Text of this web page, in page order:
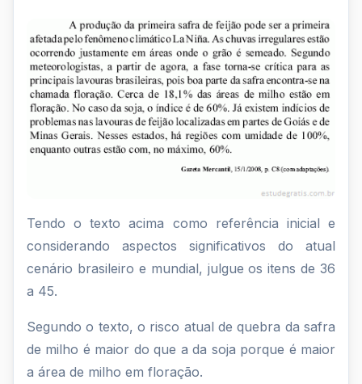
Tendo
o
texto
acima
como
e
considerand...
Tendo o texto acima como referência inicial e
considerando aspectos significativos do atual
cenário brasileiro e mundial, julgue os itens de 36
a 45.
Segundo o texto, o risco atual de quebra da safra
de milho é maior do que a da soja porque é maior
a área de milho em floração.